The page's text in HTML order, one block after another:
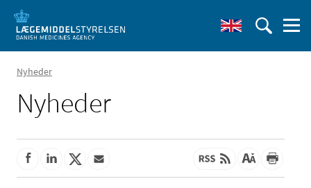
Nyheder
Nyheder